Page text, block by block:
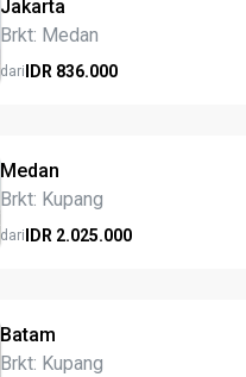
Jakarta
Brkt: Medan
dari IDR 836.000
Medan
Brkt: Kupang
dari IDR 2.025.000
Batam
Brkt: Kupang